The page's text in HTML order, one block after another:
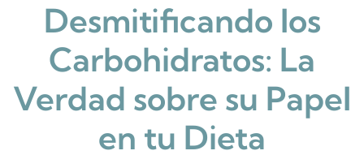
Desmitificando los
Carbohidratos: La
Verdad sobre su Papel
en tu Dieta